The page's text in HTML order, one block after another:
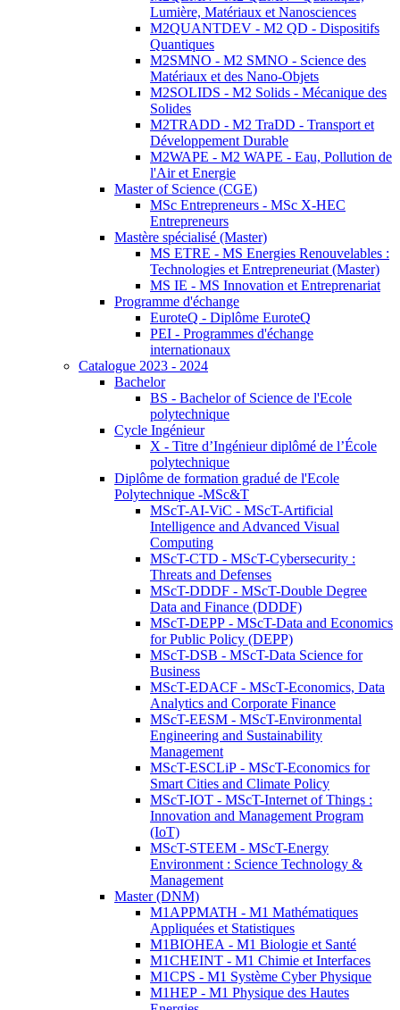
Lumière, Matériaux et Nanosciences
M2QUANTDEV - M2 QD - Dispositifs
Quantiques
M2SMNO - M2 SMNO - Science des
Matériaux et des Nano-Objets
M2SOLIDS - M2 Solids - Mécanique des
Solides
M2TRADD - M2 TraDD - Transport et
Développement Durable
M2WAPE - M2 WAPE - Eau, Pollution de
l'Air et Energie
Master of Science (CGE)
MSc Entrepreneurs - MSc X-HEC
Entrepreneurs
Mastère spécialisé (Master)
MS ETRE - MS Energies Renouvelables :
Technologies et Entrepreneuriat (Master)
MS IE - MS Innovation et Entreprenariat
Programme d'échange
EuroteQ - Diplôme EuroteQ
PEI - Programmes d'échange
internationaux
Catalogue 2023 - 2024
Bachelor
BS - Bachelor of Science de l'Ecole
polytechnique
Cycle Ingénieur
X - Titre d’Ingénieur diplômé de l’École
polytechnique
Diplôme de formation gradué de l'Ecole
Polytechnique -MSc&T
MScT-AI-ViC - MScT-Artificial
Intelligence and Advanced Visual
Computing
MScT-CTD - MScT-Cybersecurity :
Threats and Defenses
MScT-DDDF - MScT-Double Degree
Data and Finance (DDDF)
MScT-DEPP - MScT-Data and Economics
for Public Policy (DEPP)
MScT-DSB - MScT-Data Science for
Business
MScT-EDACF - MScT-Economics, Data
Analytics and Corporate Finance
MScT-EESM - MScT-Environmental
Engineering and Sustainability
Management
MScT-ESCLiP - MScT-Economics for
Smart Cities and Climate Policy
MScT-IOT - MScT-Internet of Things :
Innovation and Management Program
(IoT)
MScT-STEEM - MScT-Energy
Environment : Science Technology &
Management
Master (DNM)
M1APPMATH - M1 Mathématiques
Appliquées et Statistiques
M1BIOHEA - M1 Biologie et Santé
M1CHEINT - M1 Chimie et Interfaces
M1CPS - M1 Système Cyber Physique
M1HEP - M1 Physique des Hautes